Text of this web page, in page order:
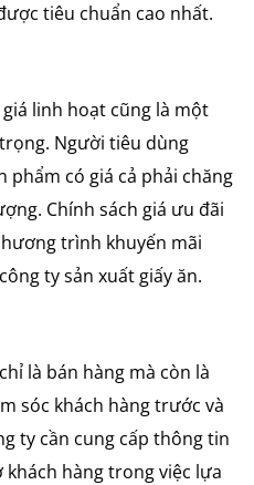
tiêu chuẩn cao nhất.
linh hoạt cũng là một
Người tiêu dùng
có giá cả phải chăng
Chính sách giá ưu đãi
trình khuyến mãi
ty sản xuất giấy ăn.
là bán hàng mà còn là
sóc khách hàng trước và
ty cần cung cấp thông tin
hàng trong việc lựa